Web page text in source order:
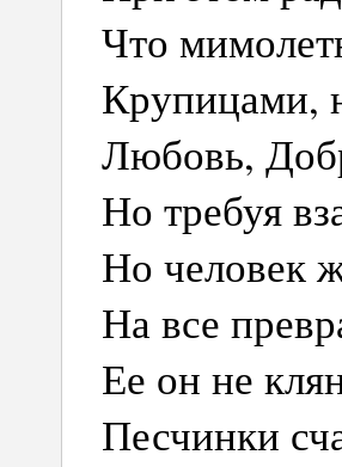
Что
Крупицами,
Любовь,
Но требуя
Но человек
На все
Ее он не
Песчинки